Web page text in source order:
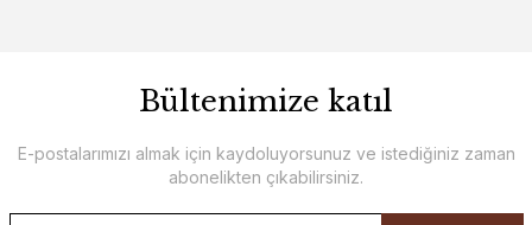
Bültenimize katıl
E-postalarımızı almak için kaydoluyorsunuz ve istediğiniz zaman
abonelikten çıkabilirsiniz.